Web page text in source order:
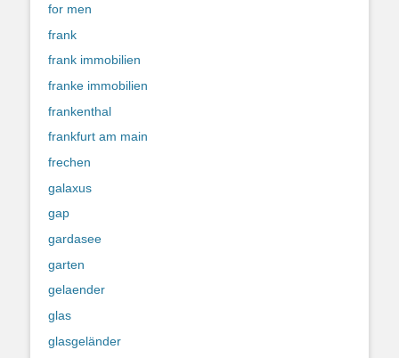
for men
frank
frank immobilien
franke immobilien
frankenthal
frankfurt am main
frechen
galaxus
gap
gardasee
garten
gelaender
glas
glasgeländer